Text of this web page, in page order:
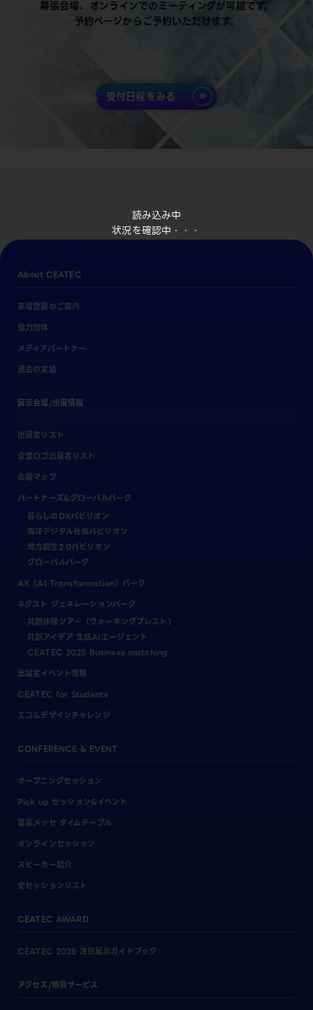
読み込み中
状況を確認中・・・
幕張会場、オンラインでのミーティングが可能です。
予約ページからご予約いただけます。
受付日程をみる
About CEATEC
来場登録のご案内
協力団体
メディアパートナー
過去の実績
展示会場/出展情報
出展者リスト
企業ロゴ出展者リスト
会場マップ
パートナーズ&グローバルパーク
暮らしのDXパビリオン
海洋デジタル社会パビリオン
地方創生2.0パビリオン
グローバルパーク
AX（AI Transformation）パーク
ネクスト ジェネレーションパーク
共創体験ツアー（ウォーキングブレスト）
共創アイデア 生成AIエージェント
CEATEC 2025 Business matching
出展者イベント情報
CEATEC for Students
エコ＆デザインチャレンジ
CONFERENCE & EVENT
オープニングセッション
Pick up セッション&イベント
幕張メッセ タイムテーブル
オンラインセッション
スピーカー紹介
全セッションリスト
CEATEC AWARD
CEATEC 2025 注目展示ガイドブック
アクセス/特別サービス